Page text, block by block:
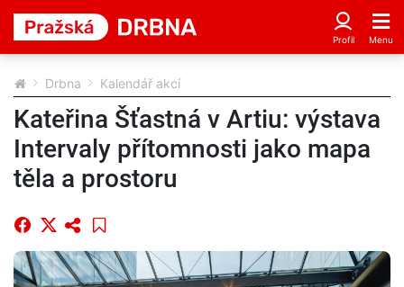
Drbna Kalendář akcí
Kateřina Šťastná v Artiu: výstava
Intervaly přítomnosti jako mapa
těla a prostoru